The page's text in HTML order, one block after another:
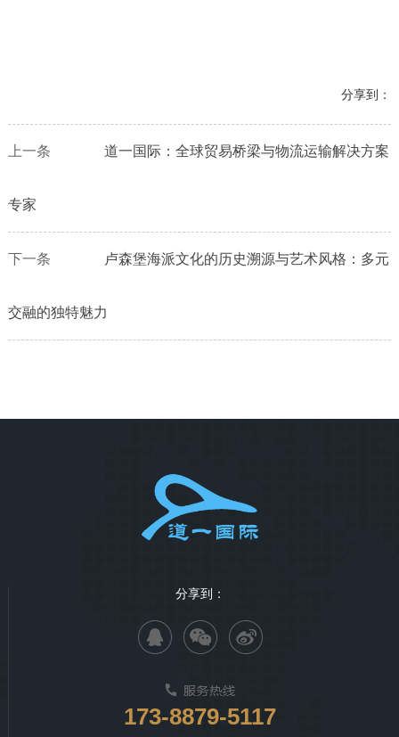
分享到：
上一条 道一国际：全球贸易桥梁与物流运输解决方案
专家
下一条 卢森堡海派文化的历史溯源与艺术风格：多元
交融的独特魅力
分享到：
173-8879-5117